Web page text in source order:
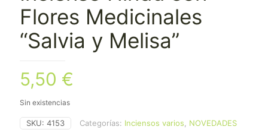
Flores Medicinales
“Salvia y Melisa”
5,50 €
Sin existencias
SKU: 4153 Categorías: Inciensos varios NOVEDADES